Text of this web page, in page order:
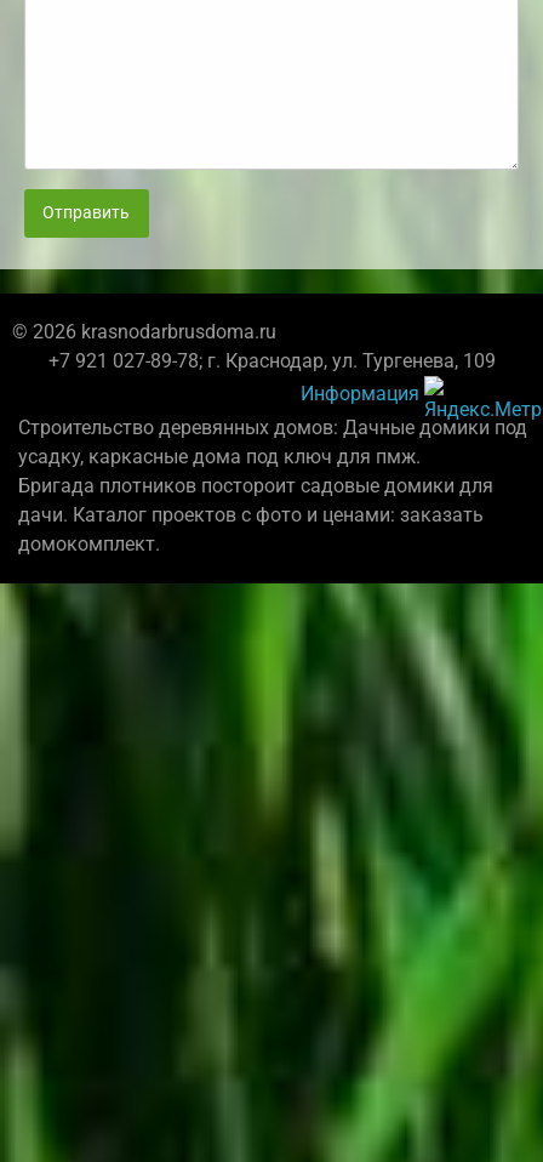
Отправить
© 2026 krasnodarbrusdoma.ru
+7 921 027-89-78; г. Краснодар, ул. Тургенева, 109
Информация
Строительство деревянных домов: Дачные домики под
усадку, каркасные дома под ключ для пмж.
Бригада плотников постороит садовые домики для
дачи. Каталог проектов с фото и ценами: заказать
домокомплект.